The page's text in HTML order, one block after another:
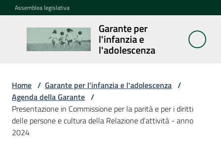
Vai al contenuto
Vai alla navigazione
Vai al footer
Assemblea legislativa
Garante per
l'infanzia e
l'adolescenza
Garante per
l'infanzia e
l'adolescenza
Cosa
fa
Notizie
Home / Garante per l'infanzia e l'adolescenza /
Agenda della Garante /
Presentazione in Commissione per la parità e per i diritti
delle persone e cultura della Relazione d’attività - anno
2024